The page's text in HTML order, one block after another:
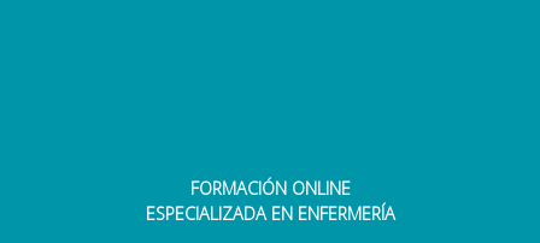
FORMACIÓN ONLINE
ESPECIALIZADA EN ENFERMERÍA